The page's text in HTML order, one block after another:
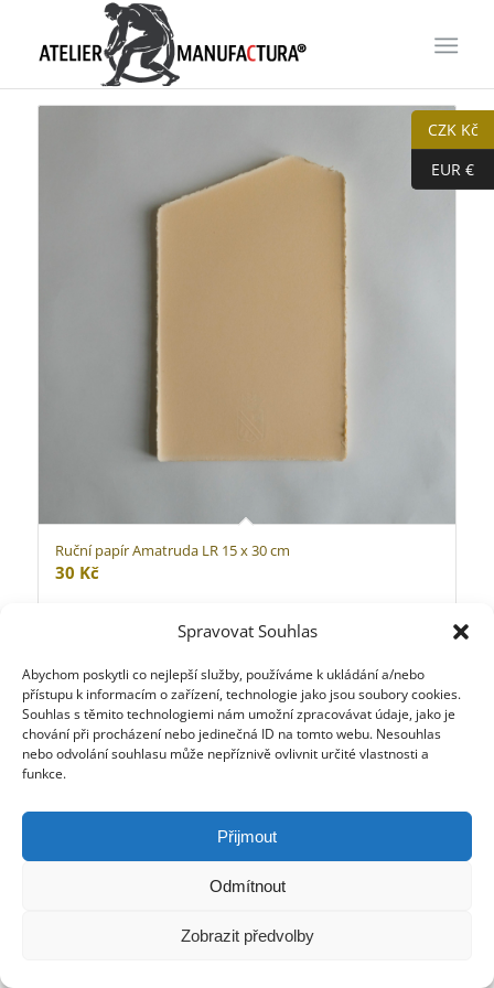
Spravovat Souhlas
Abychom poskytli co nejlepší služby, používáme k ukládání a/nebo
přístupu k informacím o zařízení, technologie jako jsou soubory cookies.
Souhlas s těmito technologiemi nám umožní zpracovávat údaje, jako je
chování při procházení nebo jedinečná ID na tomto webu. Nesouhlas
nebo odvolání souhlasu může nepříznivě ovlivnit určité vlastnosti a
funkce.
Přijmout
Odmítnout
Zobrazit předvolby
Ruční papír Amatruda LR 15 x 30 cm
30 Kč
CZK Kč
EUR €